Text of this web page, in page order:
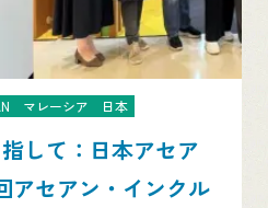
マレーシア 日本
して：日本アセア
アセアン・インクル